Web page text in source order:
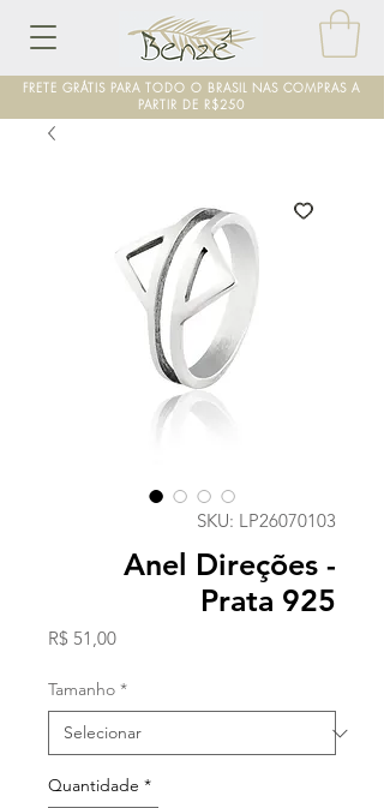
FRETE GRÁTIS PARA TODO O BRASIL NAS COMPRAS A
PARTIR DE R$250
SKU: LP26070103
Anel Direções -
Prata 925
R$ 51,00Preço
Tamanho *
Quantidade *